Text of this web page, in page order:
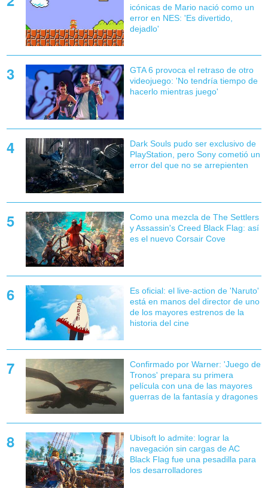
icónicas de Mario nació como un
error en NES: 'Es divertido,
dejadlo'
GTA 6 provoca el retraso de otro
videojuego: 'No tendría tiempo de
hacerlo mientras juego'
Dark Souls pudo ser exclusivo de
PlayStation, pero Sony cometió un
error del que no se arrepienten
Como una mezcla de The Settlers
y Assassin's Creed Black Flag: así
es el nuevo Corsair Cove
Es oficial: el live-action de 'Naruto'
está en manos del director de uno
de los mayores estrenos de la
historia del cine
Confirmado por Warner: 'Juego de
Tronos' prepara su primera
película con una de las mayores
guerras de la fantasía y dragones
Ubisoft lo admite: lograr la
navegación sin cargas de AC
Black Flag fue una pesadilla para
los desarrolladores